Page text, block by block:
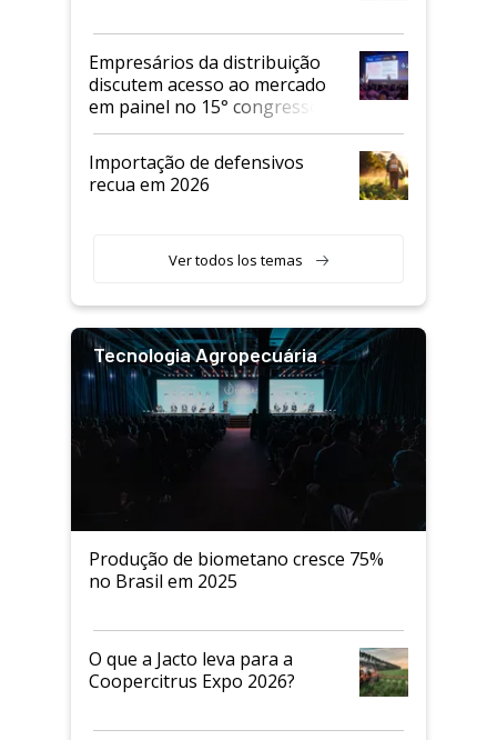
Empresários da distribuição
discutem acesso ao mercado
em painel no 15° congresso
Andav
Importação de defensivos
recua em 2026
Ver todos los temas
Tecnologia Agropecuária
Produção de biometano cresce 75%
no Brasil em 2025
O que a Jacto leva para a
Coopercitrus Expo 2026?